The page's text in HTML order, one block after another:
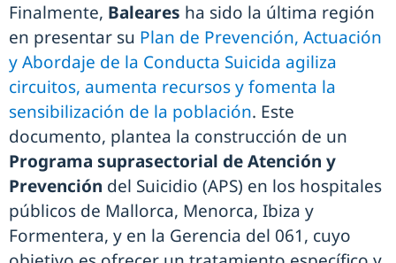
Finalmente, Baleares ha sido la última región
en presentar su Plan de Prevención, Actuación
y Abordaje de la Conducta Suicida agiliza
circuitos, aumenta recursos y fomenta la
sensibilización de la población. Este
documento, plantea la construcción de un
Programa suprasectorial de Atención y
Prevención del Suicidio (APS) en los hospitales
públicos de Mallorca, Menorca, Ibiza y
Formentera, y en la Gerencia del 061, cuyo